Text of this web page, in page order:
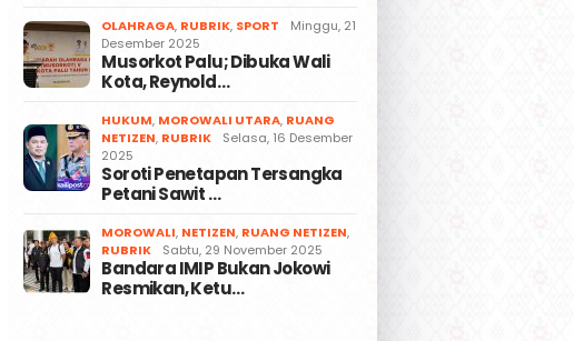
OLAHRAGA, RUBRIK, SPORT
Minggu, 21
Desember 2025
Musorkot Palu; Dibuka Wali
Kota, Reynold…
HUKUM, MOROWALI UTARA, RUANG
NETIZEN, RUBRIK
Selasa, 16 Desember
2025
Soroti Penetapan Tersangka
Petani Sawit …
MOROWALI, NETIZEN, RUANG NETIZEN,
RUBRIK
Sabtu, 29 November 2025
Bandara IMIP Bukan Jokowi
Resmikan, Ketu…